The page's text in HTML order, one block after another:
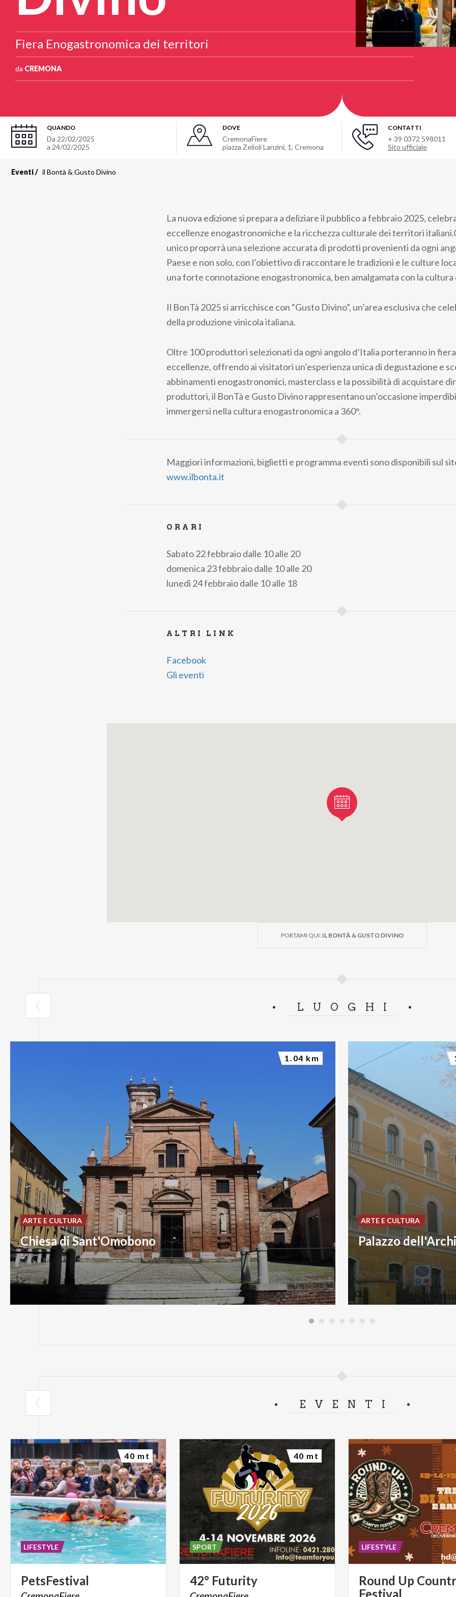
Fiera Enogastronomica dei territori
da CREMONA
QUANDO
Da 22/02/2025
a 24/02/2025
DOVE
CremonaFiere
piazza Zelioli Lanzini, 1, Cremona
CONTATTI
+ 39 0372 598011
Sito ufficiale
Eventi il Bontà & Gusto Divino
La nuova edizione si prepara a deliziare il pubblico a febbraio 2025,
eccellenze enogastronomiche e la ricchezza culturale dei territori
unico proporrà una selezione accurata di prodotti provenienti da ogni
Paese e non solo, con l’obiettivo di raccontare le tradizioni e le culture
una forte connotazione enogastronomica, ben amalgamata con la
Il BonTà 2025 si arricchisce con “Gusto Divino”, un’area esclusiva che
della produzione vinicola italiana.
Oltre 100 produttori selezionati da ogni angolo d’Italia porteranno in
eccellenze, offrendo ai visitatori un’esperienza unica di degustazione e
abbinamenti enogastronomici, masterclass e la possibilità di acquistare
produttori, il BonTà e Gusto Divino rappresentano un’occasione
immergersi nella cultura enogastronomica a 360°.
Maggiori informazioni, biglietti e programma eventi sono disponibili sul
www.ilbonta.it
ORARI
Sabato 22 febbraio dalle 10 alle 20
domenica 23 febbraio dalle 10 alle 20
lunedì 24 febbraio dalle 10 alle 18
ALTRI LINK
Facebook
Gli eventi
PORTAMI QUI: IL BONTÀ & GUSTO DIVINO
LUOGHI
Chiesa di Sant'Omobono
ARTE E CULTURA
1.04 km
ARTE E CULTURA
EVENTI
PetsFestival
LIFESTYLE
40 mt
42° Futurity
SPORT
40 mt
Round Up
Festival
LIFESTYLE